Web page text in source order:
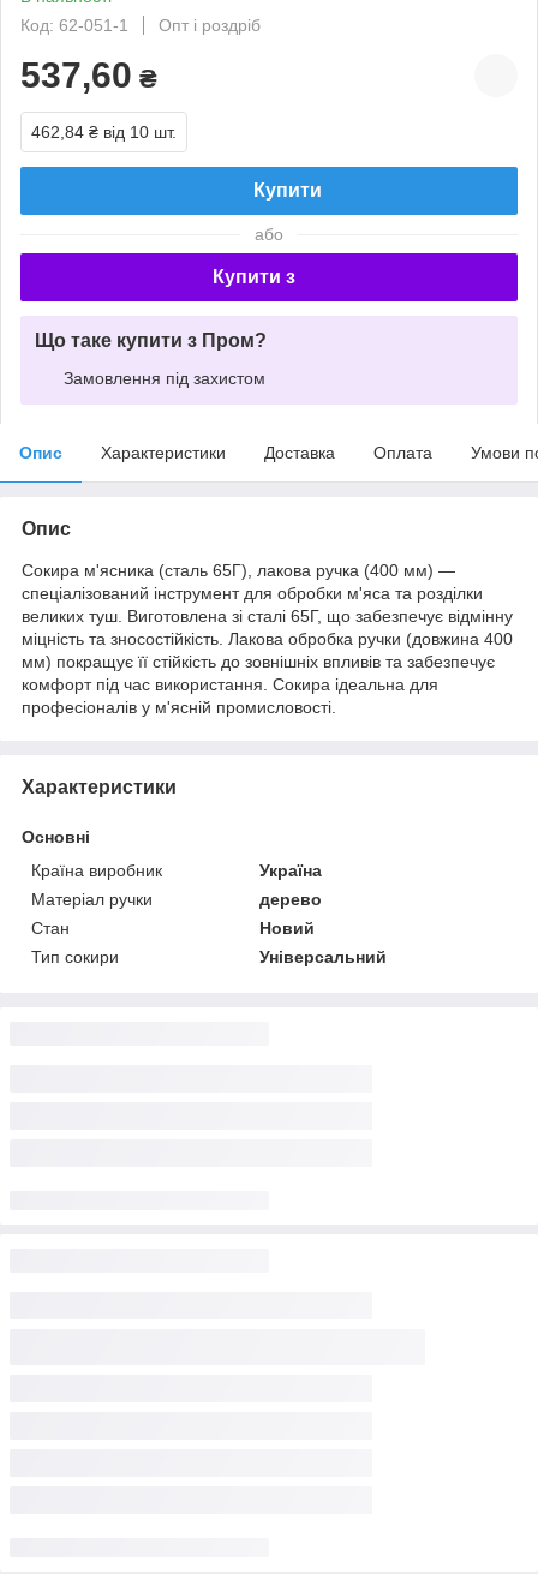
Код: 62-051-1
Опт і роздріб
537,60 ₴
462,84 ₴ від 10 шт.
Купити
або
Купити з
Що таке купити з Пром?
Замовлення під захистом
Опис Характеристики Доставка Оплата Умови
Опис
Сокира м'ясника (сталь 65Г), лакова ручка (400 мм) —
спеціалізований інструмент для обробки м'яса та розділки
великих туш. Виготовлена зі сталі 65Г, що забезпечує відмінну
міцність та зносостійкість. Лакова обробка ручки (довжина 400
мм) покращує її стійкість до зовнішніх впливів та забезпечує
комфорт під час використання. Сокира ідеальна для
професіоналів у м'ясній промисловості.
Характеристики
Основні
Країна виробник
Україна
Матеріал ручки
дерево
Стан
Новий
Тип сокири
Універсальний